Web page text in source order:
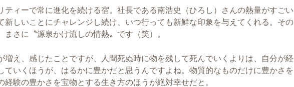
ティーで常に進化を続ける宿。社長である南浩史（ひろし）さんの熱量がすごい
新しいことにチャレンジし続け、いつ行っても新鮮な印象を与えてくれる。その
さに〝源泉かけ流しの情熱〟です（笑）。
増え、感じたことですが、人間死ぬ時に物を残して死んでいくよりは、自分が経
ていくほうが、はるかに豊かだと思うんですよね。物質的なものだけに豊かさを
験の豊かさを宝物とする生き方のほうが絶対幸せだと。